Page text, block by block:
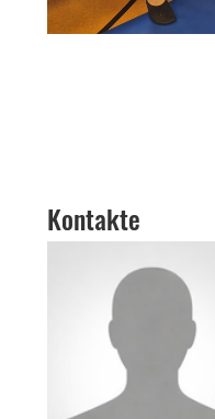
Kontakte